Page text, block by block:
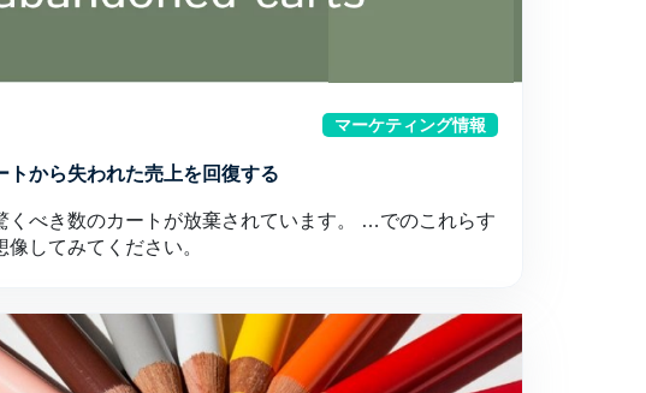
マーケティング情報
トから失われた売上を回復する
くべき数のカートが放棄されています。 …でのこれらす
してみてください。